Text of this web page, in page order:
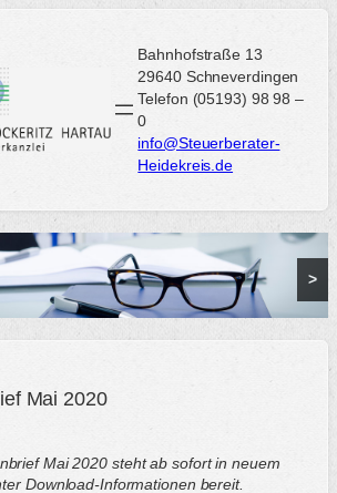
Bahnhofstraße 13
29640 Schneverdingen
Telefon (05193) 98 98 –
0
info@Steuerberater-
Heidekreis.de
>
Mai 2020
Mai 2020 steht ab sofort in neuem
Download-Informationen bereit.